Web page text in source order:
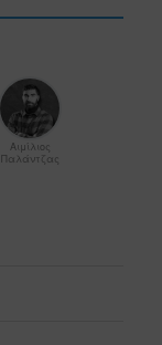
Αιμίλιος
Παλάντζας